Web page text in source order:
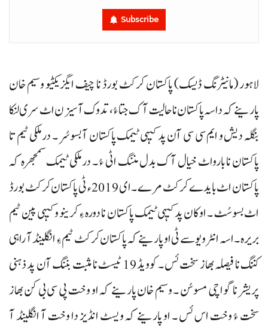
Subscribe
لاہور (مانیٹرنگ ڈیسک) پاکستان کرکٹ بورڈ نا چیف ایگزیکٹیو وسیم خان
پارینے کہ داسہ پاکستان نا حالیت آک جتا ءُ، تدوک آ سیزن اٹ سری لنکا
بنگلہ دیش و ایم سی سی آن پد کیہی ٹیمک پاکستان آ بسوسُر ۔ درملکی ٹیم تا
پاکستان نا بارواٹ خیال آک بدل مننگ اٹی ءُ ۔ درملکی ٹیمک سمجھرہ کہ
پاکستان اٹ بایدے کرکٹ مرے ۔ ای 2019ء ٹی پاکستان کرکٹ بورڈ
اٹ بسوسُٹ ۔ اوکان پد کیہی ٹیمک پاکستان نا دورہ ءِ کرینو و کیہی پین ٹیم
بریرہ ۔ اسہ انٹرویو سے ٹی او پارینے کہ پاکستان کرکٹ ٹیم ءِ انگلینڈ آ راہی
کننگ نا فیصلہ بھاز سخت ئس ۔ کوویڈ 19 ٹیسٹ نا مثبت بننگ آن پد ذہنی
پریشر نا گواچی مسوسُن ۔ وسیم خان پارینے کہ او وخت پی سی بی کن بھاز
سخت ءُ وخت اس ئس ۔ او پارینے کہ ویسٹ انڈیز دا وخت آ انگلینڈ آ